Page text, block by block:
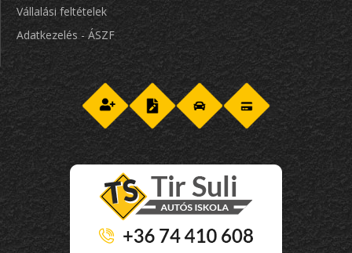
Vállalási feltételek
Adatkezelés - ÁSZF